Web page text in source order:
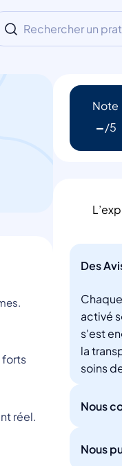
Rechercher un
forts
réel.
Note
-
Des
activé
s'est
la
soins
Nous
Nous